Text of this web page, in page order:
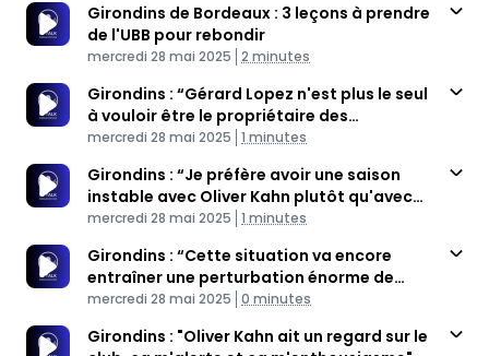
Girondins de Bordeaux : 3 leçons à prendre
de l'UBB pour rebondir
Published At
mercredi 28 mai 2025 Time
2 minutes
Girondins : “Gérard Lopez n'est plus le seul
à vouloir être le propriétaire des
Girondins"
Published At
mercredi 28 mai 2025 Time
1 minutes
Girondins : “Je préfère avoir une saison
instable avec Oliver Kahn plutôt qu'avec
Gérard Lopez”
Published At
mercredi 28 mai 2025 Time
1 minutes
Girondins : “Cette situation va encore
entraîner une perturbation énorme de
l'intersaison”
Published At
mercredi 28 mai 2025 Time
0 minutes
Girondins : "Oliver Kahn ait un regard sur le